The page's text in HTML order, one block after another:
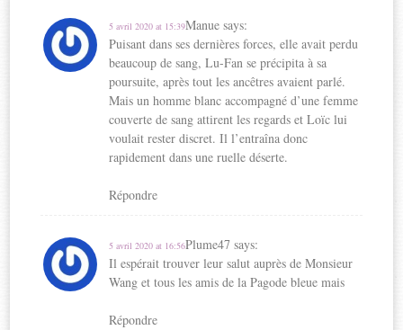
Manue says:
5 avril 2020 at 15:39
Puisant dans ses dernières forces, elle avait perdu
beaucoup de sang, Lu-Fan se précipita à sa
poursuite, après tout les ancêtres avaient parlé.
Mais un homme blanc accompagné d’une femme
couverte de sang attirent les regards et Loïc lui
voulait rester discret. Il l’entraîna donc
rapidement dans une ruelle déserte.
Répondre
Plume47 says:
5 avril 2020 at 16:56
Il espérait trouver leur salut auprès de Monsieur
Wang et tous les amis de la Pagode bleue mais
Répondre